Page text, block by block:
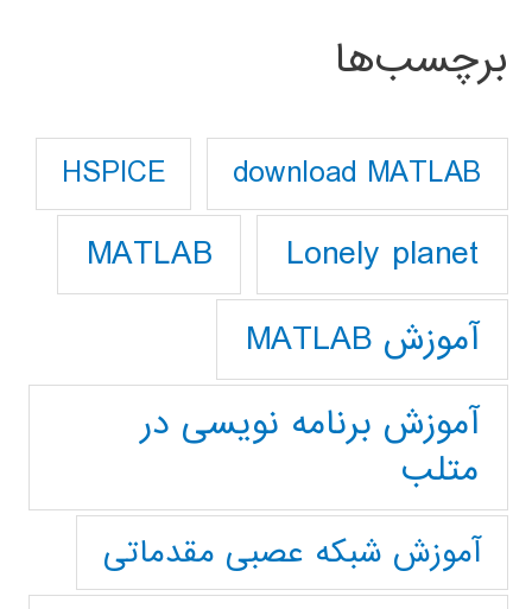
برچسب‌ها
download MATLAB
HSPICE
Lonely planet
MATLAB
آموزش MATLAB
آموزش برنامه نویسی در
متلب
آموزش شبکه عصبی مقدماتی